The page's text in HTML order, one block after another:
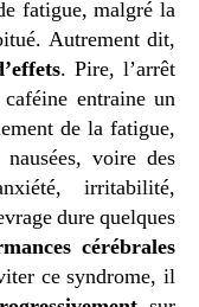
fatigue, malgré la
Autrement dit,
. Pire, l’arrêt
entraine un
de la fatigue,
voire des
irritabilité,
dure quelques
cérébrales
ce syndrome, il